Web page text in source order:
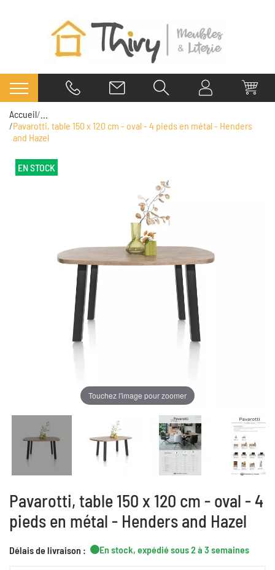
Accueil
Pavarotti, table 150 x 120 cm - oval - 4 pieds en métal - Henders
and Hazel
EN STOCK
Touchez l'image pour zoomer
Pavarotti, table 150 x 120 cm - oval - 4
pieds en métal - Henders and Hazel
Délais de livraison : En stock, expédié sous 2 à 3 semaines